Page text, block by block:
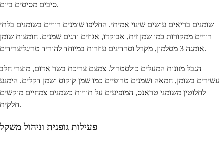
סיבים מסיסים ביום.
שומנים בריאים עושים שינוי אמיתי. החליפו שומנים רוויים בשומנים בלתי
רוויים ממקורות כמו שמן זית, אבוקדו, אגוזים ודגים שמנים. חומצות שומן
אומגה 3 מסלמון, מקרל וסרדינים עוזרות במיוחד להוריד טריגליצרידים.
הגבל מזונות המעלים כולסטרול. צמצם צריכת בשר אדום, מוצרי חלב
עשירים בשומן, חמאה ושמנים טרופיים כמו שמן קוקוס ושמן דקלים. הימנע
לחלוטין משומני טראנס, המופיעים על תוויות כשמנים צמחיים מוקשים
חלקית.
פעילות גופנית וניהול משקל